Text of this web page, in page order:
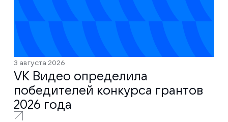
3 августа 2026
VK Видео определила
победителей конкурса грантов
2026 года